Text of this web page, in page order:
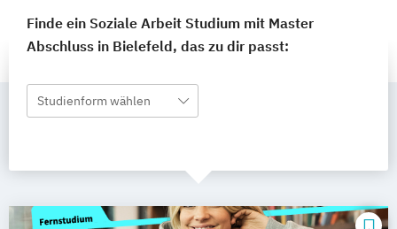
Finde ein Soziale Arbeit Studium mit Master
Abschluss in Bielefeld, das zu dir passt:
Studienform wählen